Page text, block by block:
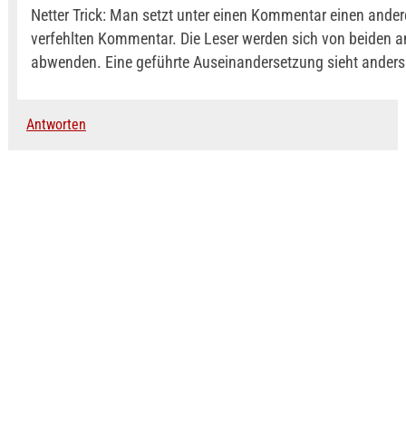
Netter Trick: Man setzt unter einen Kommentar einen
verfehlten Kommentar. Die Leser werden sich von beiden
abwenden. Eine geführte Auseinandersetzung sieht
Antworten